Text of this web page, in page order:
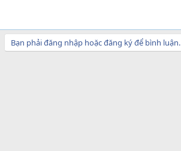
Bạn phải đăng nhập hoặc đăng ký để bình luận.